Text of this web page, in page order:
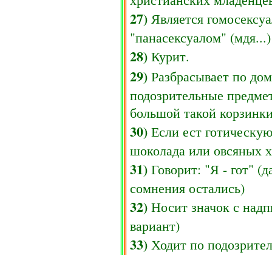
27) Является
"панасексуалом" (мдя...)
28) Курит.
29) Разбрасывает по
подозрительные
большой такой
30) Если ест
шоколада или овсяных
31) Говорит: "Я - гот"
сомнения остались)
32) Носит значок с
вариант)
33) Ходит по